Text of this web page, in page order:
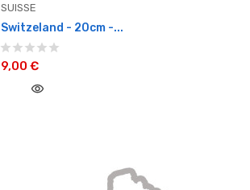
SUISSE
Switzeland - 20cm -...
9,00 €
visibility